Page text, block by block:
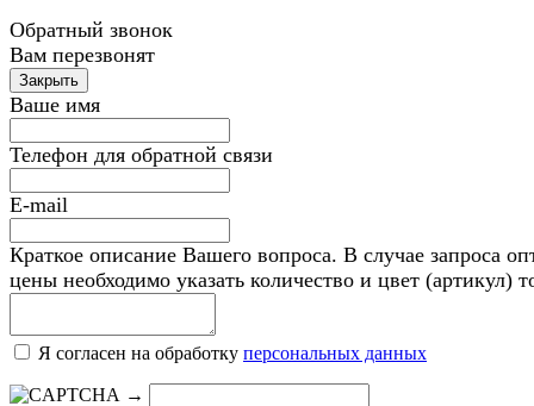
Обратный звонок
Вам перезвонят
Ваше имя
Телефон для обратной связи
E-mail
Краткое описание Вашего вопроса. В случае запроса
цены необходимо указать количество и цвет (артикул)
Я согласен на обработку персональных данных
→